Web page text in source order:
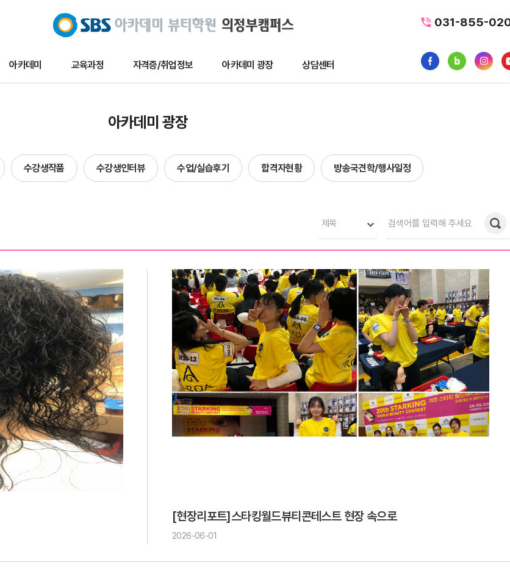
031-855-
아카데미 교육과정 자격증/취업정보 아카데미 광장 상담센터
채용/취업정보
자격증정보
자료실
이벤트
수강생작품
1:1 문의
내일배움카드
자주묻는질문
아카데미 광장
수강생작품 수강생인터뷰 수업/실습후기 합격자현황 방송국견학/행사일정
제목
[현장리포트]스타킹월드뷰티콘테스트 현장 속으로
2026-06-01